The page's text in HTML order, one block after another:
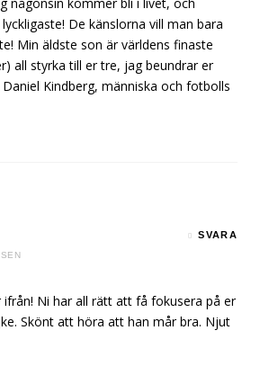
De känslorna vill man bara
Min äldste son är världens finaste
all styrka till er tre, jag beundrar er
Kindberg, människa och fotbolls
SVARA
Ni har all rätt att få fokusera på er
Skönt att höra att han mår bra. Njut